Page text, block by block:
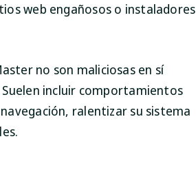
web engañosos o instaladores
no son maliciosas en sí
incluir comportamientos
ralentizar su sistema